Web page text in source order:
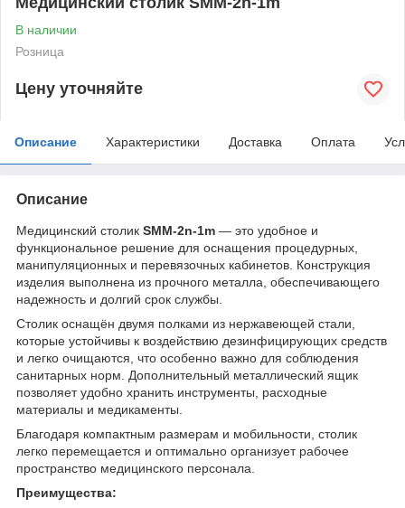
В наличии
Розница
Цену уточняйте
Описание Характеристики Доставка Оплата
Описание
Медицинский столик SMM-2n-1m — это удобное и
функциональное решение для оснащения процедурных,
манипуляционных и перевязочных кабинетов. Конструкция
изделия выполнена из прочного металла, обеспечивающего
надежность и долгий срок службы.
Столик оснащён двумя полками из нержавеющей стали,
которые устойчивы к воздействию дезинфицирующих средств
и легко очищаются, что особенно важно для соблюдения
санитарных норм. Дополнительный металлический ящик
позволяет удобно хранить инструменты, расходные
материалы и медикаменты.
Благодаря компактным размерам и мобильности, столик
легко перемещается и оптимально организует рабочее
пространство медицинского персонала.
Преимущества: